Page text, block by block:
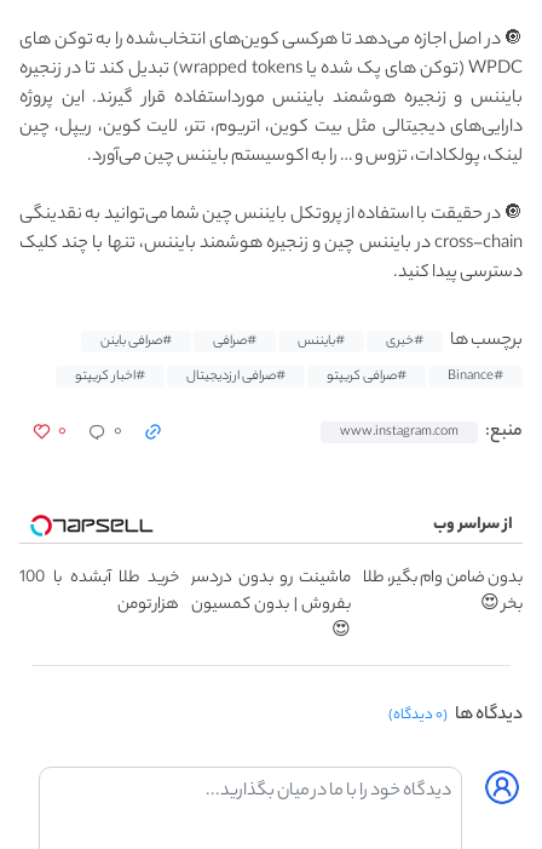
🔘 در اصل اجازه می‌دهد تا هرکسی کوین‌های انتخاب‌شده را به توکن های
WPDC (توکن های پک شده یا wrapped tokens) تبدیل کند تا در زنجیره
بایننس و زنجیره هوشمند بایننس مورداستفاده قرار گیرند. این پروژه
دارایی‌های دیجیتالی مثل بیت کوین، اتریوم، تتر، لایت کوین، ریپل، چین
لینک، پولکادات، تزوس و … را به اکوسیستم بایننس چین می‌آورد.
🔘 در حقیقت با استفاده از پروتکل بایننس چین شما می‌توانید به نقدینگی
cross-chain در بایننس چین و زنجیره هوشمند بایننس، تنها با چند کلیک
دسترسی پیدا کنید.
برچسب ها #خبری #بایننس #صرافی
#صرافی باینن
#Binance
#صرافی کریپتو #صرافی ارزدیجیتال #اخبار کریپتو
منبع: www.instagram.com ۰ ۰
از سراسر وب
بدون ضامن وام بگیر، طلا
بخر 😍
ماشینت رو بدون دردسر
بفروش | بدون کمسیون
😍
خرید طلا آبشده با 100
هزار تومن
دیدگاه ها (۰ دیدگاه)